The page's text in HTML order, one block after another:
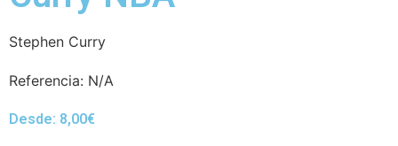
Stephen Curry
Referencia: N/A
Desde: 8,00€